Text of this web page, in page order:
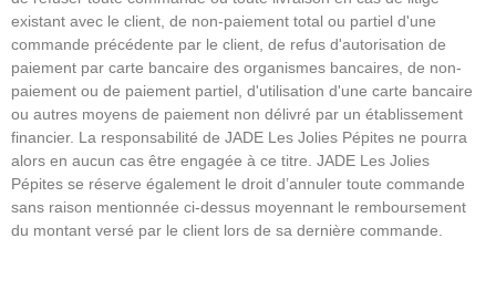
existant avec le client, de non-paiement total ou partiel d'une
commande précédente par le client, de refus d'autorisation de
paiement par carte bancaire des organismes bancaires, de non-
paiement ou de paiement partiel, d'utilisation d'une carte bancaire
ou autres moyens de paiement non délivré par un établissement
financier. La responsabilité de JADE Les Jolies Pépites ne pourra
alors en aucun cas être engagée à ce titre. JADE Les Jolies
Pépites se réserve également le droit d’annuler toute commande
sans raison mentionnée ci-dessus moyennant le remboursement
du montant versé par le client lors de sa dernière commande.